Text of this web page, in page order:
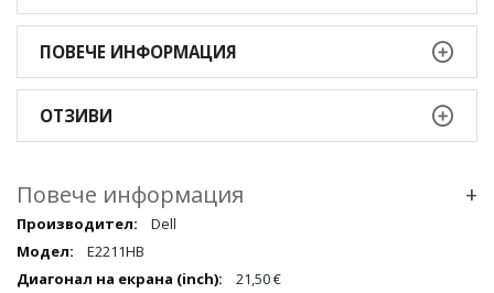
ПОВЕЧЕ ИНФОРМАЦИЯ
ОТЗИВИ
Повече информация +
Повече
информация
qqq
Dell
E2211HB
21,50 €